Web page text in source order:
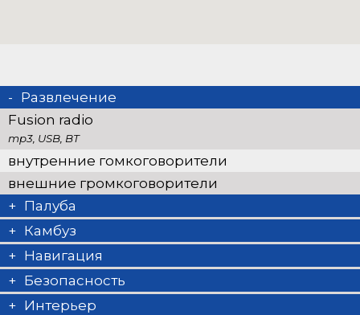
Развлечение
Fusion radio
mp3, USB, BT
внутренние гомкоговорители
внешние громкоговорители
Палуба
Спрейхуд
тузик
сходня
электрический брашпиль
Камбуз
Холодильник
горячая вода
кофемашина
Навигация
автопилот
подрулька
Безопасность
VHF радио
Интерьер